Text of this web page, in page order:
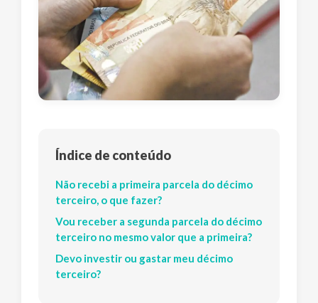
Índice de conteúdo
Não recebi a primeira parcela do décimo
terceiro, o que fazer?
Vou receber a segunda parcela do décimo
terceiro no mesmo valor que a primeira?
Devo investir ou gastar meu décimo
terceiro?